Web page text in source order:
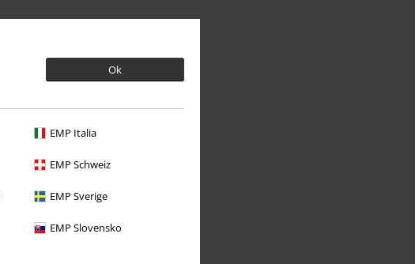
Ok
EMP Italia
EMP Schweiz
EMP Sverige
EMP Slovensko